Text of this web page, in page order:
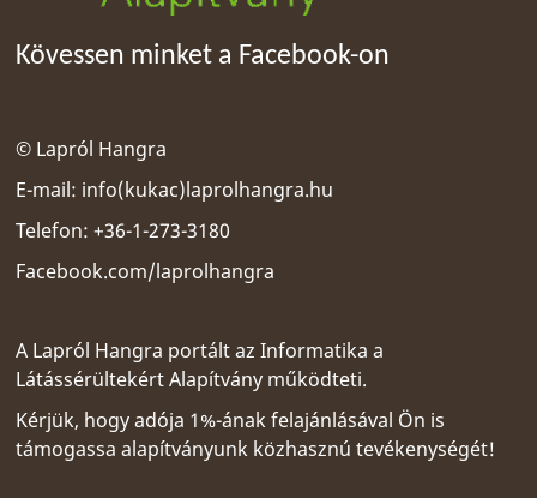
Kövessen minket a Facebook-on
© Lapról Hangra
E-mail: info(kukac)laprolhangra.hu
Telefon: +36-1-273-3180
Facebook.com/laprolhangra
A Lapról Hangra portált azInformatika a
Látássérültekért Alapítvány működteti.
Kérjük, hogy adója 1%-ának felajánlásával Ön is
támogassa alapítványunk közhasznú tevékenységét!